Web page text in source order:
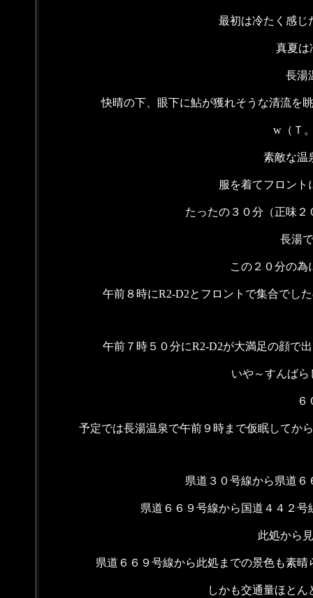
最初は冷たく感じ
真夏は
長湯
快晴の下、眼下に鮎が獲れそうな清流を
w（Ｔ
素敵な温
服を着てフロン
たったの３０分（正味
長湯
この２０分の為
午前８時にR2-D2とフロントで集合でし
午前７時５０分にR2-D2が大満足の顔で
いや～すんば
６
予定では長湯温泉で午前９時まで仮眠して
県道３０号線から県道
県道６６９号線から国道４４２
此処から
県道６６９号線から此処までの景色も素
しかも交通量ほと